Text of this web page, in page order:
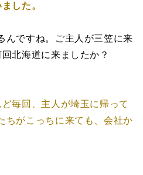
した。
ですね。ご主人が三笠に来
北海道に来ましたか？
ど毎回、主人が埼玉に帰って
ちがこっちに来ても、会社か